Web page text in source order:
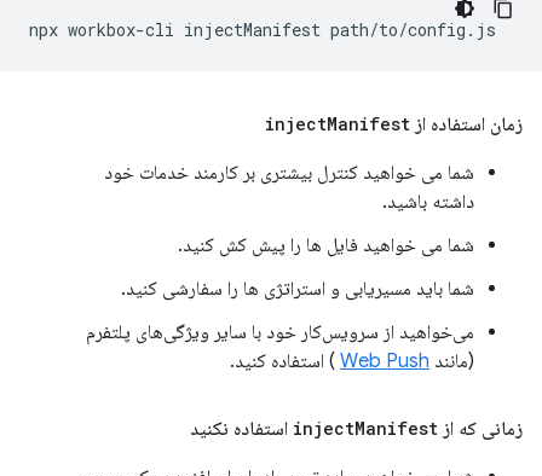
npx workbox-cli injectManifest
زمان استفاده از injectManifest
شما می خواهید کنترل بیشتری بر کارمند خدمات خود
داشته باشید.
شما می خواهید فایل ها را پیش کش کنید.
شما باید مسیریابی و استراتژی ها را سفارشی کنید.
می‌خواهید از سرویس‌کار خود با سایر ویژگی‌های پلتفرم
(مانند Web Push ) استفاده کنید.
زمانی که از injectManifest استفاده نکنید